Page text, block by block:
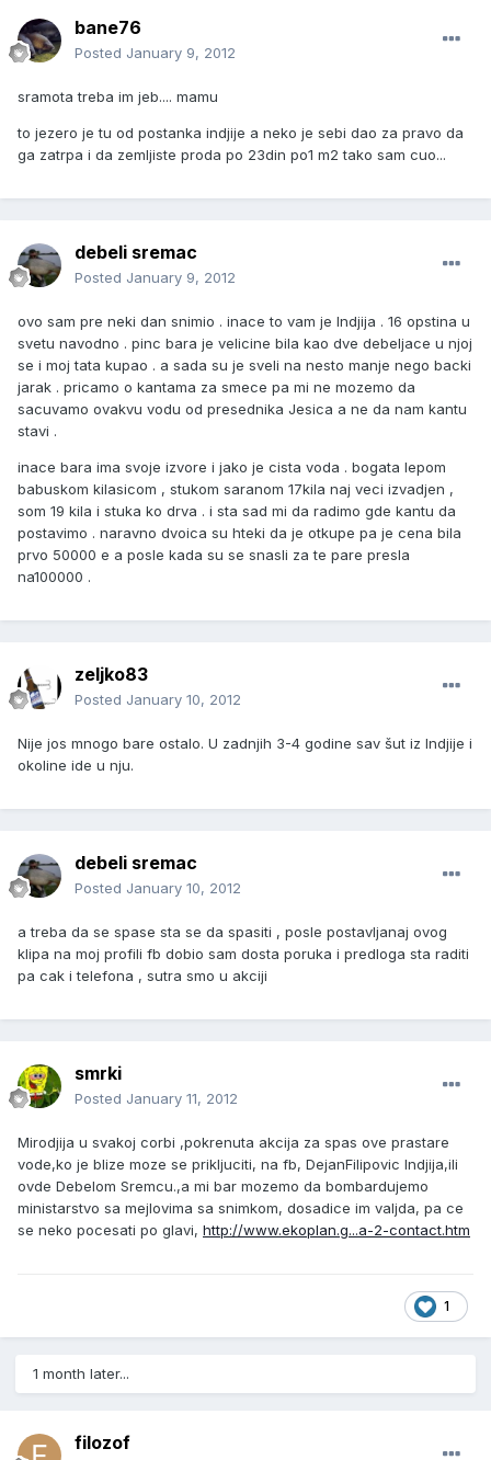
bane76
Posted January 9, 2012
sramota treba im jeb.... mamu
to jezero je tu od postanka indjije a neko je sebi dao za pravo da
ga zatrpa i da zemljiste proda po 23din po1 m2 tako sam cuo...
debeli sremac
Posted January 9, 2012
ovo sam pre neki dan snimio . inace to vam je Indjija . 16 opstina u
svetu navodno . pinc bara je velicine bila kao dve debeljace u njoj
se i moj tata kupao . a sada su je sveli na nesto manje nego backi
jarak . pricamo o kantama za smece pa mi ne mozemo da
sacuvamo ovakvu vodu od presednika Jesica a ne da nam kantu
stavi .
inace bara ima svoje izvore i jako je cista voda . bogata lepom
babuskom kilasicom , stukom saranom 17kila naj veci izvadjen ,
som 19 kila i stuka ko drva . i sta sad mi da radimo gde kantu da
postavimo . naravno dvoica su hteki da je otkupe pa je cena bila
prvo 50000 e a posle kada su se snasli za te pare presla
na100000 .
zeljko83
Posted January 10, 2012
Nije jos mnogo bare ostalo. U zadnjih 3-4 godine sav šut iz Indjije i
okoline ide u nju.
debeli sremac
Posted January 10, 2012
a treba da se spase sta se da spasiti , posle postavljanaj ovog
klipa na moj profili fb dobio sam dosta poruka i predloga sta raditi
pa cak i telefona , sutra smo u akciji
smrki
Posted January 11, 2012
Mirodjija u svakoj corbi ,pokrenuta akcija za spas ove prastare
vode,ko je blize moze se prikljuciti, na fb, DejanFilipovic Indjija,ili
ovde Debelom Sremcu.,a mi bar mozemo da bombardujemo
ministarstvo sa mejlovima sa snimkom, dosadice im valjda, pa ce
se neko pocesati po glavi, http://www.ekoplan.g...a-2-contact.htm
1
1 month later...
filozof